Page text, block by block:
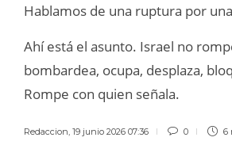
Hablamos de una ruptura por
Ahí está el asunto. Israel no
bombardea, ocupa, desplaza,
Rompe con quien señala.
Redaccion 19 junio 2026 07:36 0 6